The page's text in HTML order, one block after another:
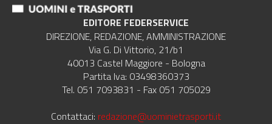
EDITORE FEDERSERVICE
DIREZIONE, REDAZIONE, AMMINISTRAZIONE
Via G. Di Vittorio, 21/b1
40013 Castel Maggiore - Bologna
Partita Iva: 03498360373
Tel. 051 7093831 - Fax 051 705029
Contattaci: redazione@uominietrasporti.it